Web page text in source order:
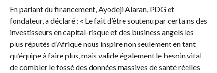
En parlant du financement, Ayodeji Alaran, PDG et
fondateur, a déclaré : « Le fait d’être soutenu par certains des
investisseurs en capital-risque et des business angels les
plus réputés d’Afrique nous inspire non seulement en tant
qu’équipe à faire plus, mais valide également le besoin vital
de combler le fossé des données massives de santé réelles